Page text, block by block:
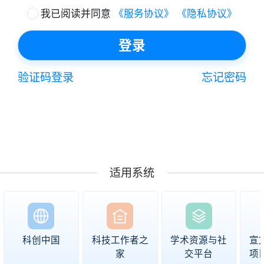
我已阅读并同意 《服务协议》 《隐私协议》
登录
验证码登录 忘记密码
适用系统
科创中国
科技工作者之
家
学术资源与社
交平台
宣
项